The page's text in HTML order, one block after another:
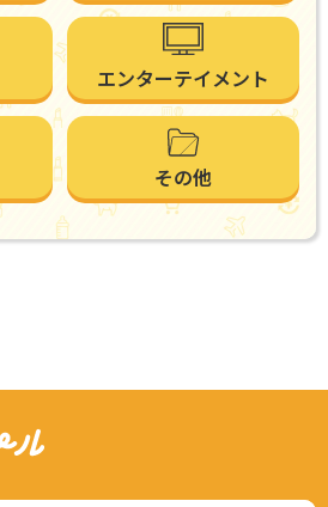
エンターテイメント
その他